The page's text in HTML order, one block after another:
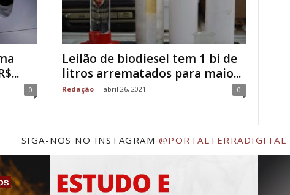
0
Leilão de biodiesel tem 1 bi de
litros arrematados para maio...
Redação - abril 26, 2021 0
SIGA-NOS NO INSTAGRAM @PORTALTERRADIGITAL